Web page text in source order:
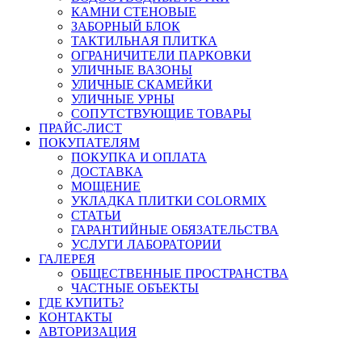
КАМНИ СТЕНОВЫЕ
ЗАБОРНЫЙ БЛОК
ТАКТИЛЬНАЯ ПЛИТКА
ОГРАНИЧИТЕЛИ ПАРКОВКИ
УЛИЧНЫЕ ВАЗОНЫ
УЛИЧНЫЕ СКАМЕЙКИ
УЛИЧНЫЕ УРНЫ
СОПУТСТВУЮЩИЕ ТОВАРЫ
ПРАЙС-ЛИСТ
ПОКУПАТЕЛЯМ
ПОКУПКА И ОПЛАТА
ДОСТАВКА
МОЩЕНИЕ
УКЛАДКА ПЛИТКИ COLORMIX
СТАТЬИ
ГАРАНТИЙНЫЕ ОБЯЗАТЕЛЬСТВА
УСЛУГИ ЛАБОРАТОРИИ
ГАЛЕРЕЯ
ОБЩЕСТВЕННЫЕ ПРОСТРАНСТВА
ЧАСТНЫЕ ОБЪЕКТЫ
ГДЕ КУПИТЬ?
КОНТАКТЫ
АВТОРИЗАЦИЯ